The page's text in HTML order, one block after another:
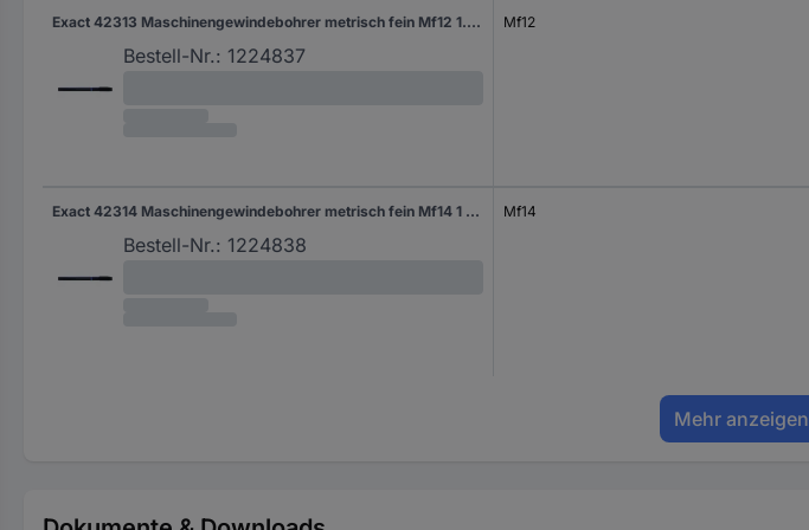
Exact 42313 Maschinengewindebohrer metrisch fein Mf12 1.5 mm Rechtsschneidend DIN 374 HSS-E Form B 1 St.
Bestell-Nr.: 1224837
Mf12
Exact 42314 Maschinengewindebohrer metrisch fein Mf14 1 mm Rechtsschneidend DIN 374 HSS-E Form B 1 St.
Bestell-Nr.: 1224838
Mf14
Mehr anzeigen